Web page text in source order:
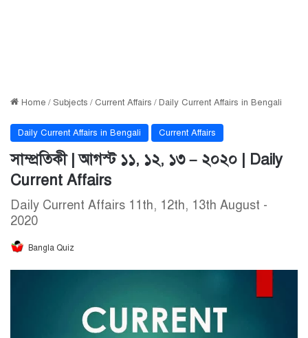
Home / Subjects / Current Affairs /Daily Current Affairs in Bengali
Daily Current Affairs in Bengali Current Affairs
সাম্প্রতিকী | আগস্ট ১১, ১২, ১৩ – ২০২০ | Daily
Current Affairs
Daily Current Affairs 11th, 12th, 13th August -
2020
Bangla Quiz